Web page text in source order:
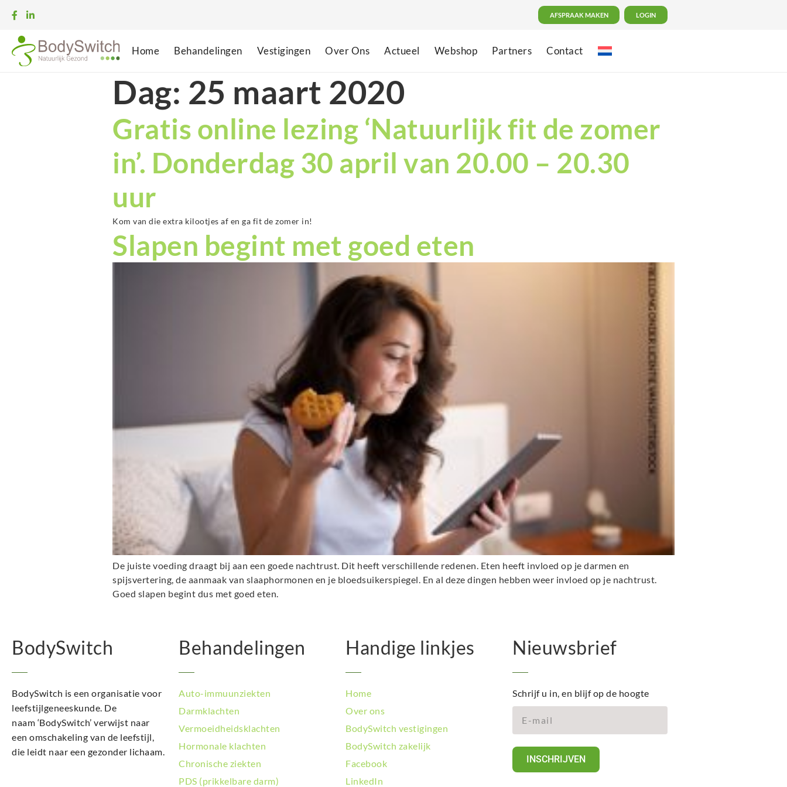
AFSPRAAK MAKEN LOGIN
Home Behandelingen Vestigingen Over Ons Actueel Webshop Partners Contact
Dag: 25 maart 2020
Gratis online lezing ‘Natuurlijk fit de zomer
in’. Donderdag 30 april van 20.00 – 20.30
uur
Kom van die extra kilootjes af en ga fit de zomer in!
Slapen begint met goed eten
De juiste voeding draagt bij aan een goede nachtrust. Dit heeft verschillende redenen. Eten heeft invloed op je darmen en
spijsvertering, de aanmaak van slaaphormonen en je bloedsuikerspiegel. En al deze dingen hebben weer invloed op je nachtrust.
Goed slapen begint dus met goed eten.
BodySwitch
BodySwitch is een organisatie voor
leefstijlgeneeskunde. De
naam ‘BodySwitch’ verwijst naar
een omschakeling van de leefstijl,
die leidt naar een gezonder lichaam.
Behandelingen
Auto-immuunziekten
Darmklachten
Vermoeidheidsklachten
Hormonale klachten
Chronische ziekten
PDS (prikkelbare darm)
Handige linkjes
Home
Over ons
BodySwitch vestigingen
BodySwitch zakelijk
Facebook
LinkedIn
Nieuwsbrief
Schrijf u in, en blijf op de hoogte
INSCHRIJVEN